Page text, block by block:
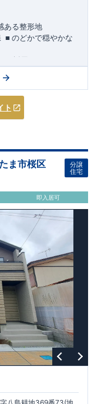
ある整形地
​■のどかで穏やかな
ー採用）
慮した敷地計画で
​陽当たりよく開放
2階洋室2部屋にウォー
ビス料
サニタリーirodori
定資産税の減額期間
す。
倍の耐震性。 地震保
につき、​実際の
ただけます。 ​
ちら
ト
ま市桜区
分譲
住宅
即入居可